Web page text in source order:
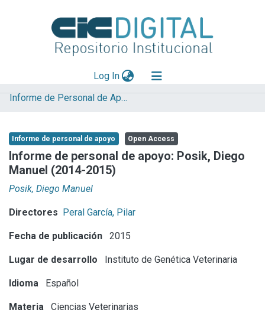
Log In(current)
Explorar
Aportar material
Statistics
Informe de Personal de Apoyo
Informe de personal de apoyo Open Access
Informe de personal de apoyo: Posik, Diego
Manuel (2014-2015)
Posik, Diego Manuel
Directores Peral García, Pilar
Fecha de publicación 2015
Lugar de desarrollo Instituto de Genética Veterinaria
Idioma Español
Materia Ciencias Veterinarias